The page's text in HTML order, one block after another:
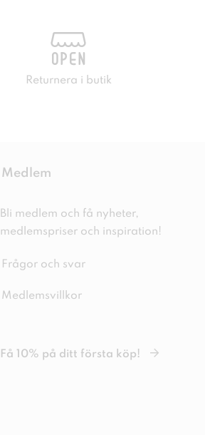
Returnera i butik
Medlem
Bli medlem och få nyheter,
medlemspriser och inspiration!
Frågor och svar
Medlemsvillkor
Få 10% på ditt första köp!